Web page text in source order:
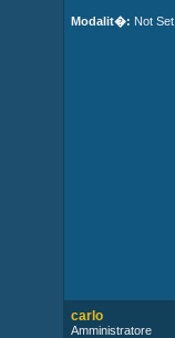
Modalit�: Not Set
carlo
Amministratore